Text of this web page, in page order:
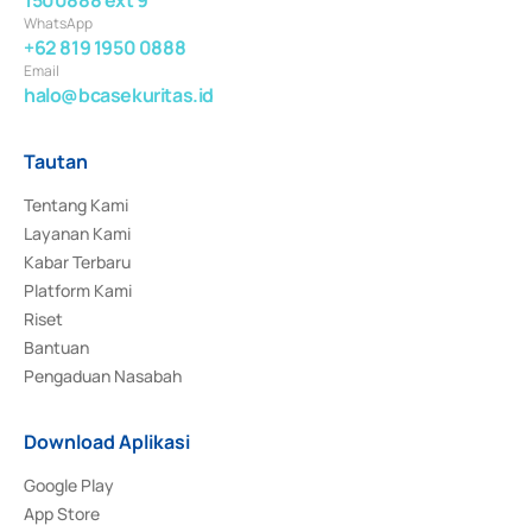
WhatsApp
+62 819 1950 0888
Email
halo@bcasekuritas.id
Tautan
Tentang Kami
Layanan Kami
Kabar Terbaru
Platform Kami
Riset
Bantuan
Pengaduan Nasabah
Download Aplikasi
Google Play
App Store